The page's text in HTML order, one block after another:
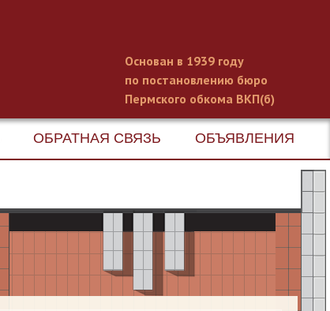
Основан в 1939 году
по постановлению бюро
Пермского обкома ВКП(б)
ОБРАТНАЯ СВЯЗЬ ОБЪЯВЛЕНИЯ